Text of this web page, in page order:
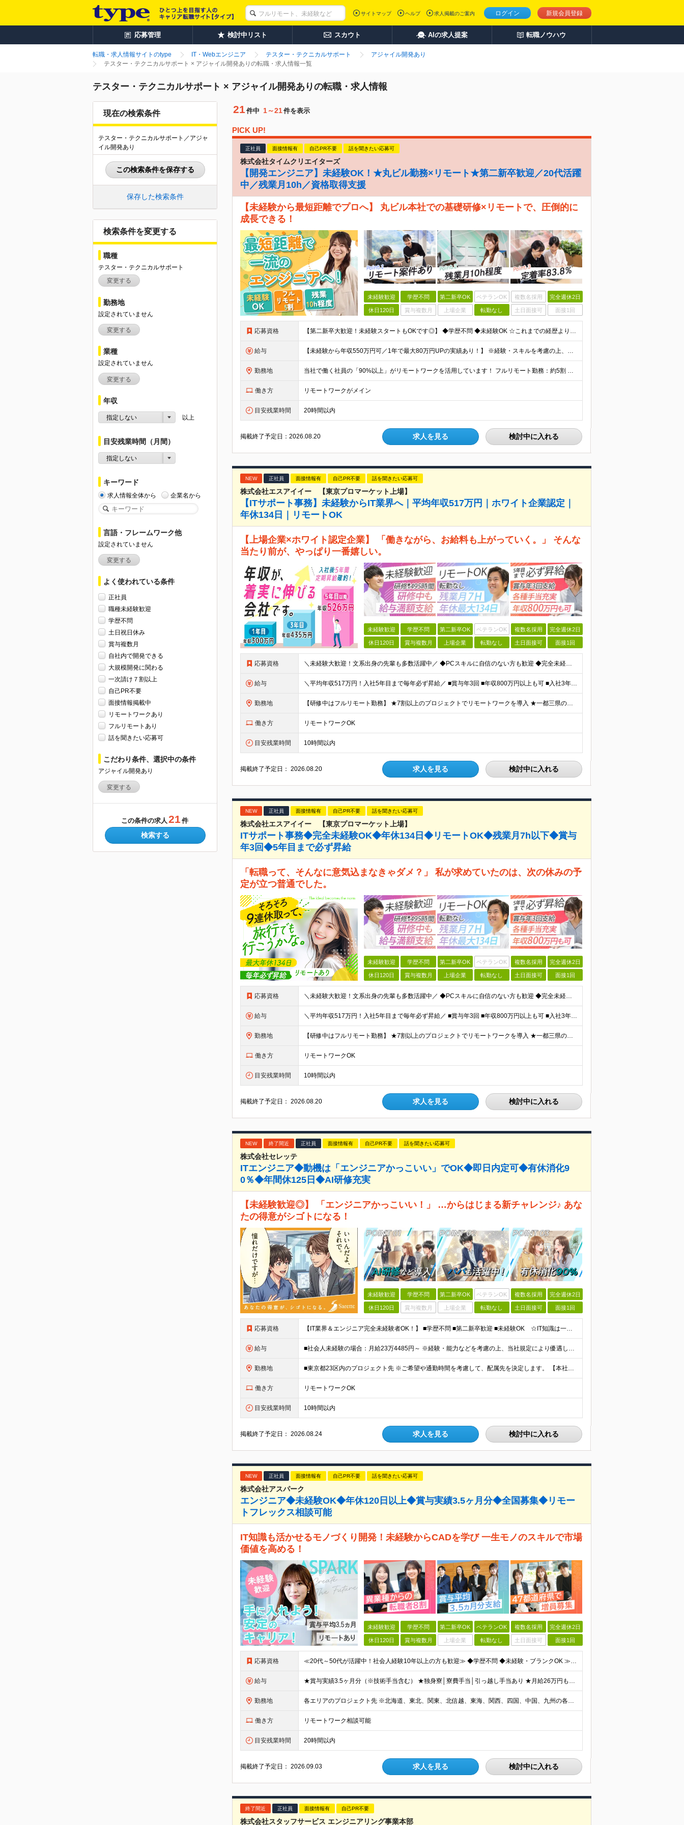
ログイン 新規会員登録
サイトマップ ヘルプ 求人掲載のご案内
応募管理 検討中リスト スカウト AIの求人提案 転職ノウハウ
転職・求人情報サイトのtype IT・Webエンジニア テスター・テクニカルサポート
アジャイル開発あり
テスター・テクニカルサポート × アジャイル開発ありの転職・求人情報一覧
テスター・テクニカルサポート × アジャイル開発ありの転職・求人情報
現在の検索条件
テスター・テクニカルサポート／アジャ
イル開発あり
この検索条件を保存する
保存した検索条件
検索条件を変更する
職種
テスター・テクニカルサポート
変更する
勤務地
設定されていません
変更する
業種
設定されていません
変更する
年収
指定しない 以上
目安残業時間（月間）
指定しない
キーワード
求人情報全体から 企業名から
言語・フレームワーク他
設定されていません
変更する
よく使われている条件
正社員
職種未経験歓迎
学歴不問
土日祝日休み
賞与複数月
自社内で開発できる
大規模開発に関わる
一次請け７割以上
自己PR不要
面接情報掲載中
リモートワークあり
フルリモートあり
話を聞きたい応募可
こだわり条件、選択中の条件
アジャイル開発あり
変更する
この条件の求人 21 件
検索する
21 件中 1～21件を表示
PICK UP!
正社員 面接情報有 自己PR不要 話を聞きたい応募可
株式会社タイムクリエイターズ
【開発エンジニア】未経験OK！★丸ビル勤務×リモート★第二新卒歓迎／20代活躍
中／残業月10h／資格取得支援
【未経験から最短距離でプロへ】 丸ビル本社での基礎研修×リモートで、圧倒的に
成長できる！
未経験歓迎 学歴不問 第二新卒OK ベテランOK 複数名採用 完全週休2日
休日120日 賞与複数月 上場企業 転勤なし 土日面接可 面接1回
応募資格 【第二新卒大歓迎！未経験スタートもOKです◎】 ◆学歴不問 ◆未経験OK ☆これまでの経歴よりも「これから」を重視します！ ☆文系・理系、前職の雇用形態は一切問いません！ ＼先輩たちの前職もさまざ
給与 【未経験から年収550万円可／1年で最大80万円UPの実績あり！】 ※経験・スキルを考慮の上、決定いたします。 【月給】27万円〜29万円 ※上記には固定残業代（月25時間分／4万5,000円〜4万
勤務地 当社で働く社員の「90%以上」がリモートワークを活用しています！ フルリモート勤務：約5割 ハイブリッド勤務（リモート＋出社）：約4割 【本社】東京都千代田区丸の内2-4-1 丸の内ビルディング12
働き方 リモートワークがメイン
目安残業時間 20時間以内
掲載終了予定日：2026.08.20 求人を見る 検討中に入れる
NEW 正社員 面接情報有 自己PR不要 話を聞きたい応募可
株式会社エスアイイー 【東京プロマーケット上場】
【ITサポート事務】未経験からIT業界へ｜平均年収517万円｜ホワイト企業認定｜
年休134日｜リモートOK
【上場企業×ホワイト認定企業】 「働きながら、お給料も上がっていく。」 そんな
当たり前が、やっぱり一番嬉しい。
未経験歓迎 学歴不問 第二新卒OK ベテランOK 複数名採用 完全週休2日
休日120日 賞与複数月 上場企業 転勤なし 土日面接可 面接1回
応募資格 ＼未経験大歓迎！文系出身の先輩も多数活躍中／ ◆PCスキルに自信のない方も歓迎 ◆完全未経験OK ◆社会人デビューもOK ◆学歴不問 「働きながら少しずつ専門スキルを身につけたい」という意欲重視の採
給与 ＼平均年収517万円！入社5年目まで毎年必ず昇給／ ■賞与年3回 ■年収800万円以上も可 ■入社3年以上の平均年収469.2万円 月給23万2000円以上＋賞与年3回＋各種手当 ☆入社5年目まで最
勤務地 【研修中はフルリモート勤務】 ★7割以上のプロジェクトでリモートワークを導入 ★一都三県のプロジェクト先 ★転居を伴う転勤なし ＜プロジェクト先＞ 東京・神奈川・千葉・埼玉でのプロジェクト先にて勤務
働き方 リモートワークOK
目安残業時間 10時間以内
掲載終了予定日：2026.08.20 求人を見る 検討中に入れる
NEW 正社員 面接情報有 自己PR不要 話を聞きたい応募可
株式会社エスアイイー 【東京プロマーケット上場】
ITサポート事務◆完全未経験OK◆年休134日◆リモートOK◆残業月7h以下◆賞与
年3回◆5年目まで必ず昇給
「転職って、そんなに意気込まなきゃダメ？」 私が求めていたのは、次の休みの予
定が立つ普通でした。
未経験歓迎 学歴不問 第二新卒OK ベテランOK 複数名採用 完全週休2日
休日120日 賞与複数月 上場企業 転勤なし 土日面接可 面接1回
応募資格 ＼未経験大歓迎！文系出身の先輩も多数活躍中／ ◆PCスキルに自信のない方も歓迎 ◆完全未経験OK ◆社会人デビューもOK ◆学歴不問 ＊*こんなアナタにオススメです*＊ ◇事務職に興味があるが、給与
給与 ＼平均年収517万円！入社5年目まで毎年必ず昇給／ ■賞与年3回 ■年収800万円以上も可 ■入社3年以上の平均年収469.2万円 月給23万2000円以上＋賞与年3回＋各種手当 ☆入社5年目まで最
勤務地 【研修中はフルリモート勤務】 ★7割以上のプロジェクトでリモートワークを導入 ★一都三県のプロジェクト先 ★転居を伴う転勤なし ＜プロジェクト先＞ 東京・神奈川・千葉・埼玉でのプロジェクト先にて勤務
働き方 リモートワークOK
目安残業時間 10時間以内
掲載終了予定日：2026.08.20 求人を見る 検討中に入れる
NEW 終了間近 正社員 面接情報有 自己PR不要 話を聞きたい応募可
株式会社セレッテ
ITエンジニア◆動機は「エンジニアかっこいい」でOK◆即日内定可◆有休消化9
0％◆年間休125日◆AI研修充実
【未経験歓迎◎】 「エンジニアかっこいい！」 …からはじまる新チャレンジ♪ あな
たの得意がシゴトになる！
未経験歓迎 学歴不問 第二新卒OK ベテランOK 複数名採用 完全週休2日
休日120日 賞与複数月 上場企業 転勤なし 土日面接可 面接1回
応募資格 【IT業界＆エンジニア完全未経験者OK！】 ■学歴不問 ■第二新卒歓迎 ■未経験OK ☆IT知識は一切問いません！ 【活かせる経験・スキル】 ■接客経験をお持ちの方 ■PCが得意な方 接客経験（フ
給与 ■社会人未経験の場合：月給23万4485円～ ※経験・能力などを考慮の上、当社規定により優遇します ※業界未経験の方でも前職での経験を最大限に評価します ※上記にはみなし残業代(25時間分3万832
勤務地 ■東京都23区内のプロジェクト先 ※ご希望や通勤時間を考慮して、配属先を決定します。 【本社】 東京都新宿区西新宿4-10-19 3階 ＼オフィス移転！デスクも心機一転アップデート！／ 全席に
働き方 リモートワークOK
目安残業時間 10時間以内
掲載終了予定日：2026.08.24 求人を見る 検討中に入れる
NEW 正社員 面接情報有 自己PR不要 話を聞きたい応募可
株式会社アスパーク
エンジニア◆未経験OK◆年休120日以上◆賞与実績3.5ヶ月分◆全国募集◆リモー
トフレックス相談可能
IT知識も活かせるモノづくり開発！未経験からCADを学び 一生モノのスキルで市場
価値を高める！
未経験歓迎 学歴不問 第二新卒OK ベテランOK 複数名採用 完全週休2日
休日120日 賞与複数月 上場企業 転勤なし 土日面接可 面接1回
応募資格 ≪20代～50代が活躍中！社会人経験10年以上の方も歓迎≫ ◆学歴不問 ◆未経験・ブランクOK ≫モノづくりに関する何らかの経験をお持ちの方は優遇します！ ～こんな方が活躍できます！～ ◎専門的な
給与 ★賞与実績3.5ヶ月分（※技術手当含む） ★独身寮│寮費手当│引っ越し手当あり ★月給26万円も可能！ 【実務経験者】※前職の給与、経験、スキルをもとに決定 ・月給21万円～60万円＋時間外手当全
勤務地 各エリアのプロジェクト先 ※北海道、東北、関東、北信越、東海、関西、四国、中国、九州の各エリアから希望勤務地をお聞かせください。 ※転勤を伴わない エリア限定採用枠あり。U・Iターンも歓迎です！ ※プ
働き方 リモートワーク相談可能
目安残業時間 20時間以内
掲載終了予定日：2026.09.03 求人を見る 検討中に入れる
終了間近 正社員 面接情報有 自己PR不要
株式会社スタッフサービス エンジニアリング事業本部